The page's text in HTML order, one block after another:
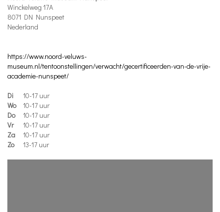
Winckelweg 17A
8071 DN Nunspeet
Nederland
https://www.noord-veluws-
museum.nl/tentoonstellingen/verwacht/gecertificeerden-van-de-vrije-
academie-nunspeet/
Di
10-17 uur
Wo
10-17 uur
Do
10-17 uur
Vr
10-17 uur
Za
10-17 uur
Zo
13-17 uur